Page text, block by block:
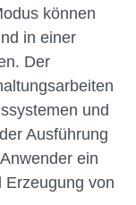
können
in einer
Der
und
Ausführung
ein
Erzeugung von